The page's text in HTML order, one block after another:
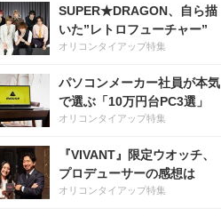
SUPER★DRAGON、自ら描
いた”レトロフューチャー”
オリコンタイアップ特集
パソコンメーカー社員が本気
で選ぶ「10万円台PC3選」
オリコンタイアップ特集
『VIVANT』限定ウオッチ、
プロデューサーの感想は
オリコンタイアップ特集